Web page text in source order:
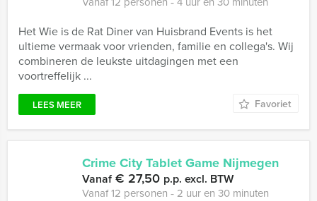
Het Wie is de Rat Diner van Huisbrand Events is het
ultieme vermaak voor vrienden, familie en collega's. Wij
combineren de leukste uitdagingen met een
voortreffelijk ...
LEES MEER Favoriet
Crime City Tablet Game Nijmegen
Vanaf€ 27,50 p.p. excl. BTW
Vanaf 12 personen ‐ 2 uur en 30 minuten